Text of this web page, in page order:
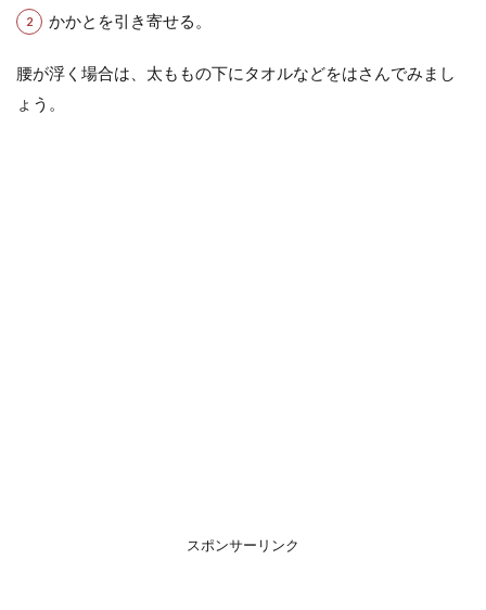
かかとを引き寄せる。
腰が浮く場合は、太ももの下にタオルなどをはさんでみまし
ょう。
スポンサーリンク